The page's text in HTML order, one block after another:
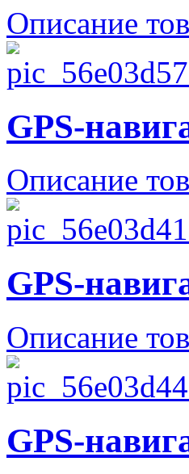
Описание
GPS-
Описание
GPS-
Описание
GPS-